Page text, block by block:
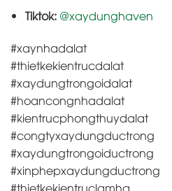
Tiktok: @xaydunghaven
#xaynhadalat
#thietkekientrucdalat
#xaydungtrongoidalat
#xaydungtrongoiductrong
#thietkekientruclamha